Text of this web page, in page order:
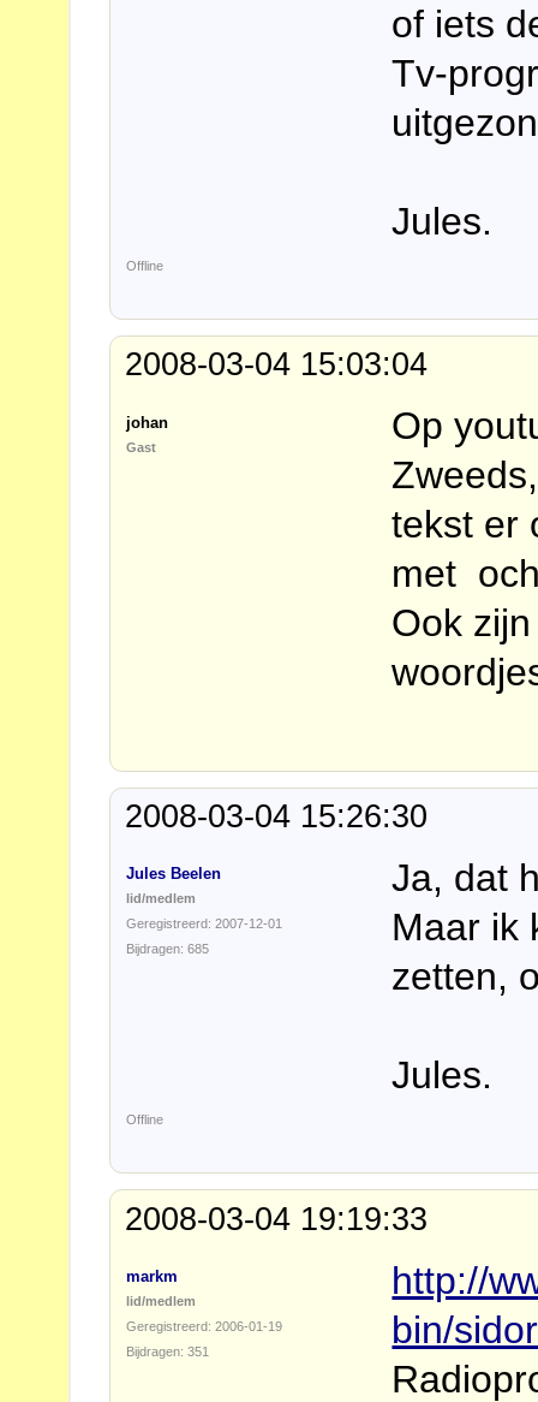
of iets
Tv-
Jules.
Offline
2008-03-04 15:03:04
johan
Gast
Op
tekst er
met
Ook
2008-03-04 15:26:30
Jules Beelen
lid/medlem
Geregistreerd: 2007-12-01
Bijdragen: 685
Ja, dat
Maar ik
zetten,
Jules.
Offline
2008-03-04 19:19:33
markm
lid/medlem
Geregistreerd: 2006-01-19
Bijdragen: 351
http://
bin/